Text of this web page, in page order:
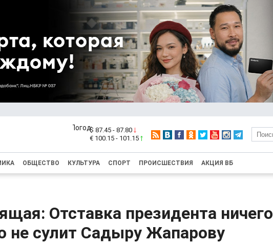
$ 87.45 - 87.80
€ 100.15 - 101.15
ОБЩЕСТВО КУЛЬТУРА СПОРТ ПРОИСШЕСТВИЯ АКЦИЯ ВБ
Отставка президента ничего
не сулит Садыру Жапарову